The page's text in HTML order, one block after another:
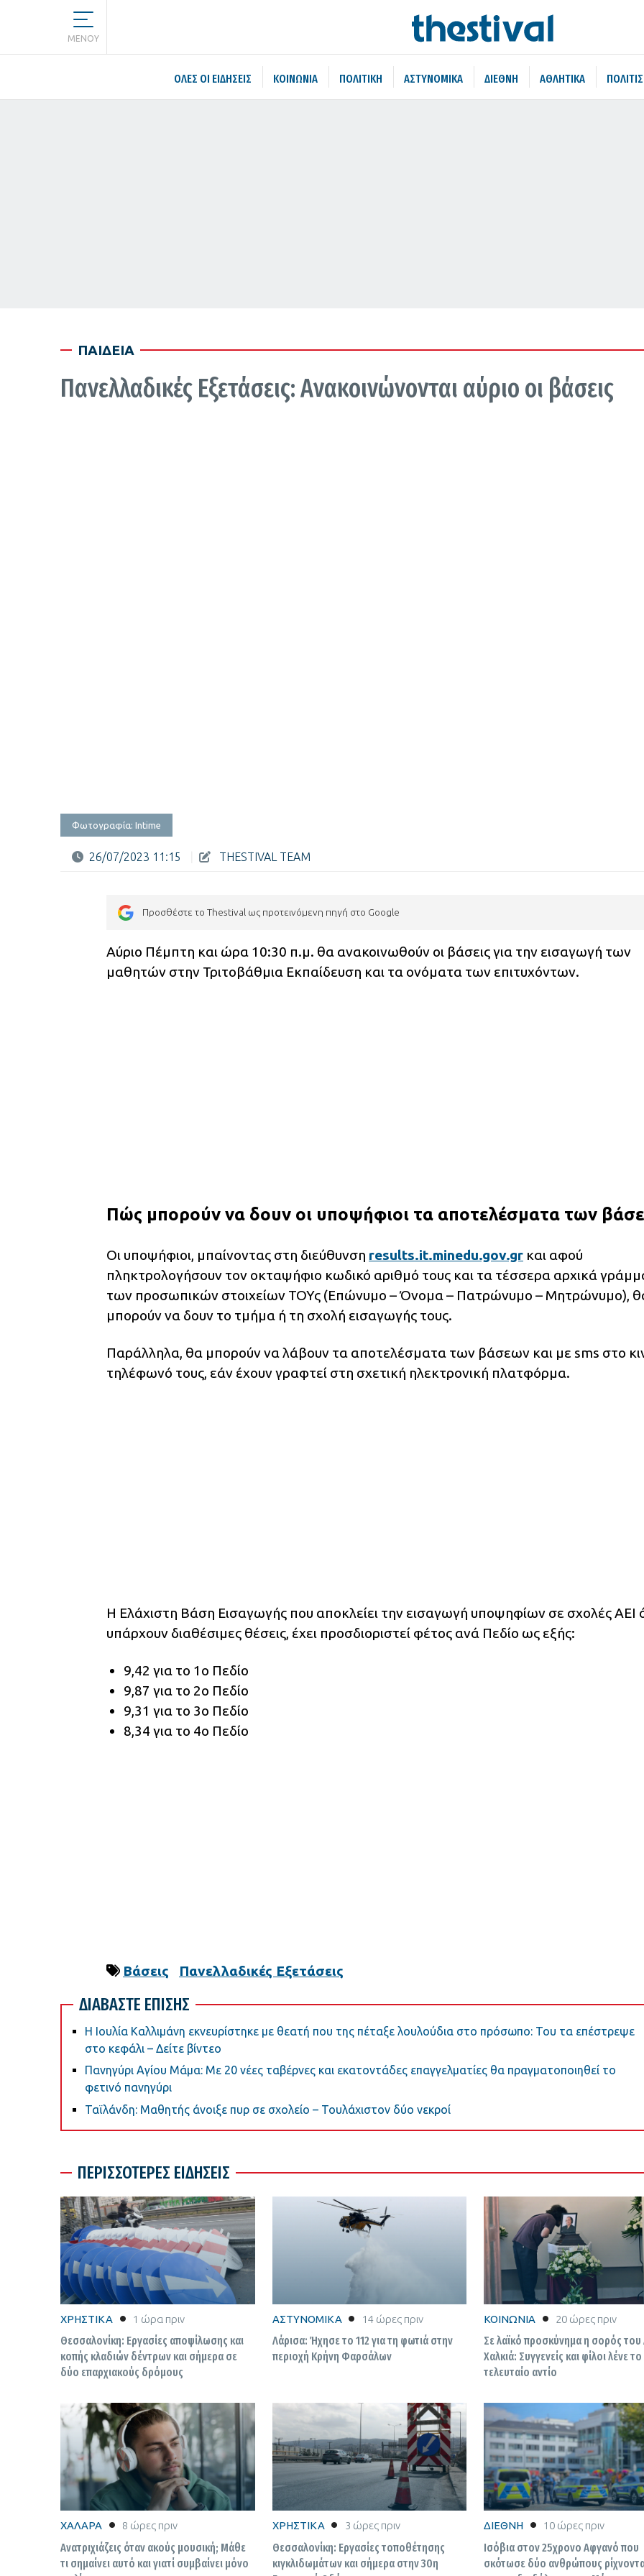
MENOY
ΌΛΕΣ ΟΙ ΕΙΔΉΣΕΙΣ ΚΟΙΝΩΝΙΑ ΠΟΛΙΤΙΚΗ ΑΣΤΥΝΟΜΙΚΑ ΔΙΕΘΝΗ ΑΘΛΗΤΙΚΑ
ΠΑΙΔΕΙΑ
Πανελλαδικές Εξετάσεις: Ανακοινώνονται αύριο οι βάσεις
Φωτογραφία: Intime
26/07/2023 11:15 THESTIVAL TEAM
Προσθέστε το Thestival ως προτεινόμενη πηγή στο Google
Αύριο Πέμπτη και ώρα 10:30 π.μ. θα ανακοινωθούν οι βάσεις για την εισαγωγή των
μαθητών στην Τριτοβάθμια Εκπαίδευση και τα ονόματα των επιτυχόντων.
Πώς μπορούν να δουν οι υποψήφιοι τα αποτελέσματα των
Οι υποψήφιοι, μπαίνοντας στη διεύθυνση results.it.minedu.gov.gr και αφού
πληκτρολογήσουν τον οκταψήφιο κωδικό αριθμό τους και τα τέσσερα αρχικά
των προσωπικών στοιχείων ΤΟΥς (Επώνυμο – Όνομα – Πατρώνυμο – Μητρώνυμο),
μπορούν να δουν το τμήμα ή τη σχολή εισαγωγής τους.
Παράλληλα, θα μπορούν να λάβουν τα αποτελέσματα των βάσεων και με sms στο
τηλέφωνό τους, εάν έχουν γραφτεί στη σχετική ηλεκτρονική πλατφόρμα.
Η Ελάχιστη Βάση Εισαγωγής που αποκλείει την εισαγωγή υποψηφίων σε σχολές ΑΕΙ
υπάρχουν διαθέσιμες θέσεις, έχει προσδιοριστεί φέτος ανά Πεδίο ως εξής:
9,42 για το 1ο Πεδίο
9,87 για το 2ο Πεδίο
9,31 για το 3ο Πεδίο
8,34 για το 4ο Πεδίο
Βάσεις Πανελλαδικές Εξετάσεις
ΔΙΑΒΑΣΤΕ ΕΠΙΣΗΣ
Η Ιουλία Καλλιμάνη εκνευρίστηκε με θεατή που της πέταξε λουλούδια στο πρόσωπο: Του τα επέστρεψε
στο κεφάλι – Δείτε βίντεο
Πανηγύρι Αγίου Μάμα: Με 20 νέες ταβέρνες και εκατοντάδες επαγγελματίες θα πραγματοποιηθεί το
φετινό πανηγύρι
Ταϊλάνδη: Μαθητής άνοιξε πυρ σε σχολείο – Τουλάχιστον δύο νεκροί
ΠΕΡΙΣΣΟΤΕΡΕΣ ΕΙΔΗΣΕΙΣ
ΧΡΗΣΤΙΚΑ 1 ώρα πριν
Θεσσαλονίκη: Εργασίες αποψίλωσης και
κοπής κλαδιών δέντρων και σήμερα σε
δύο επαρχιακούς δρόμους
ΑΣΤΥΝΟΜΙΚΑ 14 ώρες πριν
Λάρισα: Ήχησε το 112 για τη φωτιά στην
περιοχή Κρήνη Φαρσάλων
ΚΟΙΝΩΝΙΑ 20 ώρες πριν
Σε λαϊκό προσκύνημα η σορός του
Χαλκιά: Συγγενείς και φίλοι λένε το
τελευταίο αντίο
ΧΑΛΑΡΑ 8 ώρες πριν
Ανατριχιάζεις όταν ακούς μουσική; Μάθε
τι σημαίνει αυτό και γιατί συμβαίνει μόνο
ΧΡΗΣΤΙΚΑ 3 ώρες πριν
Θεσσαλονίκη: Εργασίες τοποθέτησης
κιγκλιδωμάτων και σήμερα στην 30η
ΔΙΕΘΝΗ 10 ώρες πριν
Ισόβια στον 25χρονο Αφγανό που
σκότωσε δύο ανθρώπους